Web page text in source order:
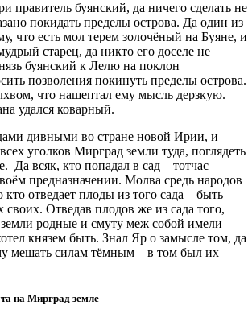
правитель буянский, да ничего сделать не
покидать пределы острова. Да один из
что есть мол терем золочёный на Буяне, и
старец, да никто его доселе не
буянский к Лелю на поклон
позволения покинуть пределы острова.
что нашептал ему мысль дерзкую.
удался коварный.
дивными во стране новой Ирии, и
уголков Мирград земли туда, поглядеть
Да всяк, кто попадал в сад – тотчас
предназначении. Молва средь народов
кто отведает плоды из того сада – быть
своих. Отведав плодов же из сада того,
родные и смуту меж собой имели
князем быть. Знал Яр о замысле том, да
мешать силам тёмным – в том был их
на Мирград земле